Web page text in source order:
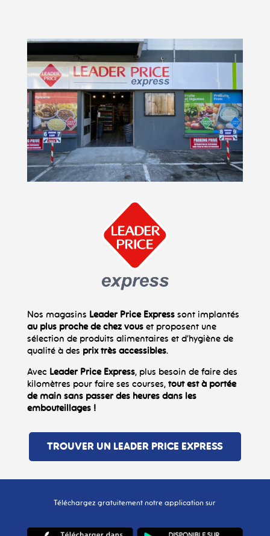
Nos magasins Leader Price Expresssont implantés
au plus proche de chez vouset proposent une
sélection de produits alimentaires et d’hygiène de
qualité à des prix très accessibles.
Avec Leader Price Express, plus besoin de faire des
kilomètres pour faire ses courses, tout est à portée
de main sans passer des heures dans les
embouteillages !
TROUVER UN LEADER PRICE EXPRESS
Téléchargez gratuitement notre application sur